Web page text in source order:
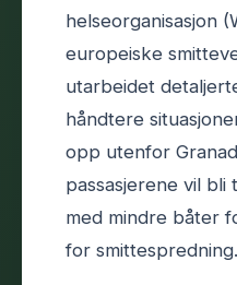
helseorganisasjon
europeiske
utarbeidet
håndtere
opp utenfor
passasjerene vil
med mindre båter
for smittespredning.